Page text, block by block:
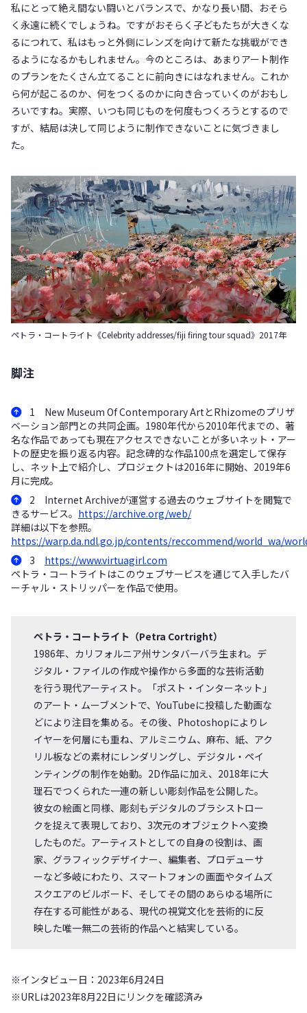
私にとって絶え間ない闘いとバランスで、かなり長い間、おそら
く永遠に続くでしょうね。ですがおそらく子どもたちが大きくな
るにつれて、私はもっと外側にレンズを向けて新たな挑戦ができ
るようになるかもしれません。今のところは、あまりアート制作
のプランをたくさん立てることに前向きにはなれません。これか
ら何が起こるのか、何をつくるのかに向き合っていくのがおもし
ろいですね。実際、いつも同じものを何度もつくろうとするので
すが、結局は決して同じように制作できないことに気づきまし
た。
ペトラ・コートライト《Celebrity addresses/fiji firing tour squad》2017年
脚注
1 New Museum Of Contemporary ArtとRhizomeのプリザ
ベーション部門との共同企画。1980年代から2010年代までの、著
名な作品であっても現在アクセスできないことが多いネット・アー
トの歴史を振り返る内容。記念碑的な作品100点を選定して保存
し、ネット上で紹介し、プロジェクトは2016年に開始、2019年6
月に完成。
2 Internet Archiveが運営する過去のウェブサイトを閲覧で
きるサービス。 https://archive.org/web/
詳細は以下を参照。
https://warp.da.ndl.go.jp/contents/reccommend/world_wa/
3 https://www.virtuagirl.com
ペトラ・コートライトはこのウェブサービスを通じて入手したバ
ーチャル・ストリッパーを作品で使用。
ペトラ・コートライト（Petra Cortright）
1986年、カリフォルニア州サンタバーバラ生まれ。デ
ジタル・ファイルの作成や操作から多面的な芸術活動
を行う現代アーティスト。「ポスト・インターネット」
のアート・ムーブメントで、YouTubeに投稿した動画な
どにより注目を集める。その後、Photoshopによりレ
イヤーを何層にも重ね、アルミニウム、麻布、紙、アク
リル板などの素材にレンダリングし、デジタル・ペイ
ンティングの制作を始動。2D作品に加え、2018年に大
理石でつくられた一連の新しい彫刻作品を公開した。
彼女の絵画と同様、彫刻もデジタルのブラシストロー
クを捉えて表現しており、3次元のオブジェクトへ変換
したものだ。アーティストとしての自身の役割は、画
家、グラフィックデザイナー、編集者、プロデューサ
ーなど多岐にわたり、スマートフォンの画面やタイムズ
スクエアのビルボード、そしてその間のあらゆる場所に
存在する可能性がある、現代の視覚文化を芸術的に反
映した唯一無二の芸術的作品へと結実している。
※インタビュー日：2023年6月24日
※URLは2023年8月22日にリンクを確認済み